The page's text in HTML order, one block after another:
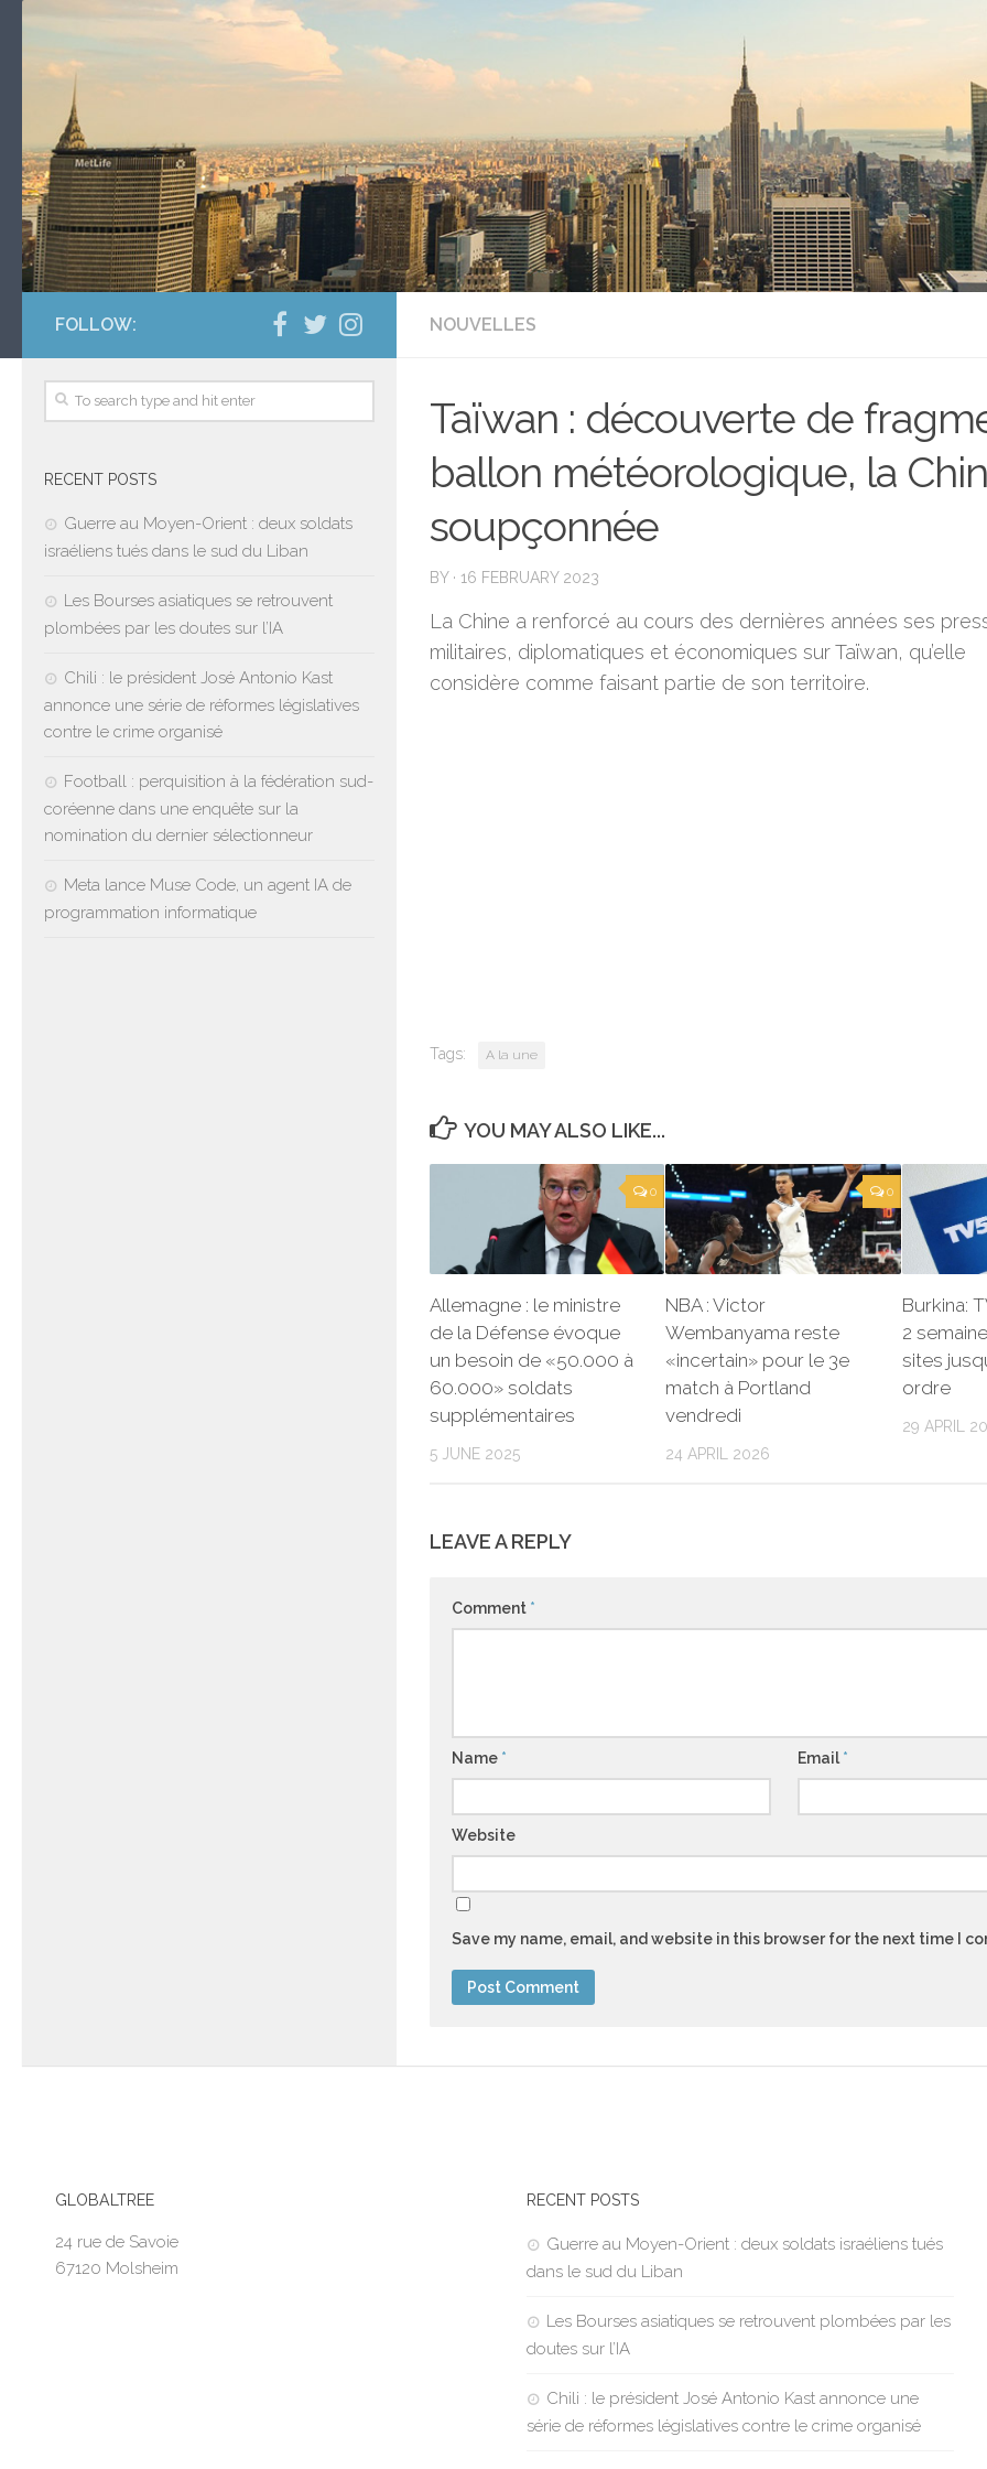
NOUVELLES
Taïwan : découverte de
ballon météorologique, la
soupçonnée
BY · 16 FEBRUARY 2023
La Chine a renforcé au cours des dernières années ses
militaires, diplomatiques et économiques sur Taïwan, qu’elle
considère comme faisant partie de son territoire.
Tags: A la une
YOU MAY ALSO LIKE...
0
Allemagne : le ministre
de la Défense évoque
un besoin de «50.000 à
60.000» soldats
supplémentaires
5 JUNE 2025
0
NBA : Victor
Wembanyama reste
«incertain» pour le 3e
match à Portland
vendredi
24 APRIL 2026
Burkina:
2
sites
ordre
29 APRIL
LEAVE A REPLY
Comment *
Name * Email*
Website
Save my name, email, and website in this browser for the next time I
FOLLOW:
RECENT POSTS
Guerre au Moyen-Orient : deux soldats
israéliens tués dans le sud du Liban
Les Bourses asiatiques se retrouvent
plombées par les doutes sur l’IA
Chili : le président José Antonio Kast
annonce une série de réformes législatives
contre le crime organisé
Football : perquisition à la fédération sud-
coréenne dans une enquête sur la
nomination du dernier sélectionneur
Meta lance Muse Code, un agent IA de
programmation informatique
GLOBALTREE
24 rue de Savoie
67120 Molsheim
RECENT POSTS
Guerre au Moyen-Orient : deux soldats israéliens tués
dans le sud du Liban
Les Bourses asiatiques se retrouvent plombées par les
doutes sur l’IA
Chili : le président José Antonio Kast annonce une
série de réformes législatives contre le crime organisé